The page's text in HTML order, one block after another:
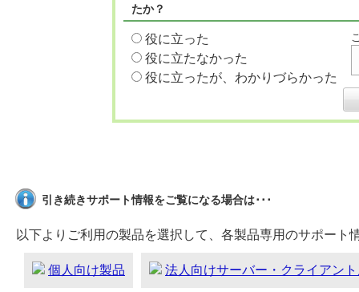
たか？
役に立った
役に立たなかった
役に立ったが、わかりづらかった
引き続きサポート情報をご覧になる場合は･･･
以下よりご利用の製品を選択して、各製品専用のサポート
個人向け製品 法人向けサーバー・クライアン